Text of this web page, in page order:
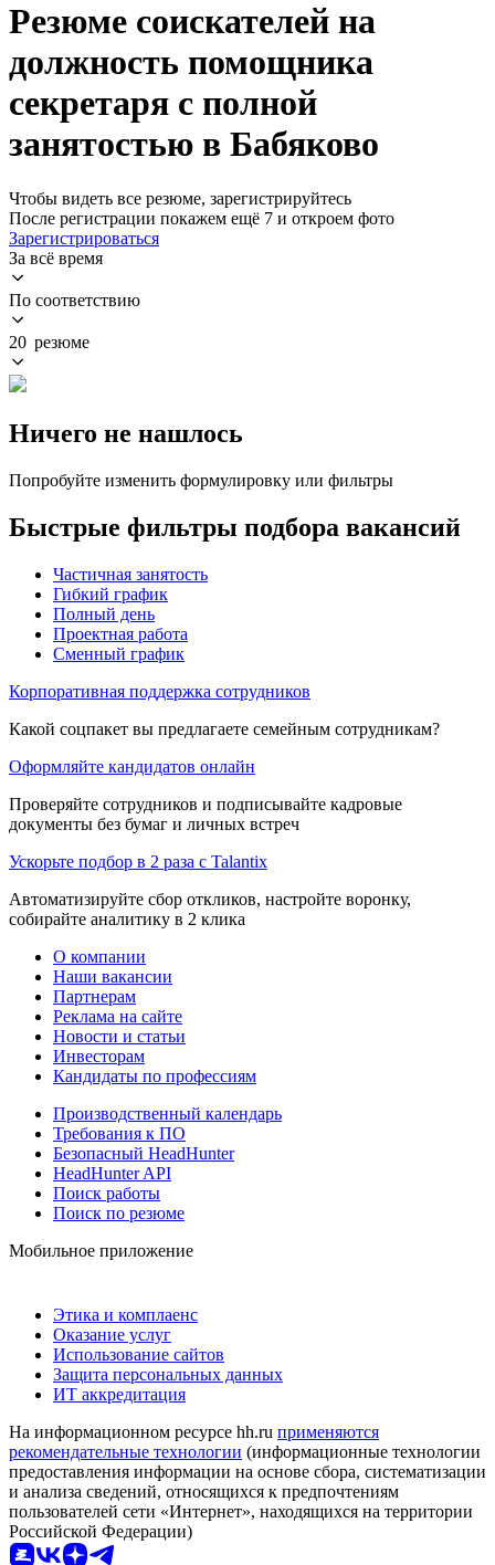
Резюме соискателей на
должность помощника
секретаря с полной
занятостью в Бабяково
Чтобы видеть все резюме, зарегистрируйтесь
После регистрации покажем ещё 7 и откроем фото
Зарегистрироваться
За всё время
По соответствию
20 резюме
Ничего не нашлось
Попробуйте изменить формулировку или фильтры
Быстрые фильтры подбора вакансий
Частичная занятость
Гибкий график
Полный день
Проектная работа
Сменный график
Корпоративная поддержка сотрудников
Какой соцпакет вы предлагаете семейным сотрудникам?
Оформляйте кандидатов онлайн
Проверяйте сотрудников и подписывайте кадровые
документы без бумаг и личных встреч
Ускорьте подбор в 2 раза с Talantix
Автоматизируйте сбор откликов, настройте воронку,
собирайте аналитику в 2 клика
О компании
Наши вакансии
Партнерам
Реклама на сайте
Новости и статьи
Инвесторам
Кандидаты по профессиям
Производственный календарь
Требования к ПО
Безопасный HeadHunter
HeadHunter API
Поиск работы
Поиск по резюме
Мобильное приложение
Этика и комплаенс
Оказание услуг
Использование сайтов
Защита персональных данных
ИТ аккредитация
На информационном ресурсе hh.ru применяются
рекомендательные технологии (информационные технологии
предоставления информации на основе сбора, систематизации
и анализа сведений, относящихся к предпочтениям
пользователей сети «Интернет», находящихся на территории
Российской Федерации)